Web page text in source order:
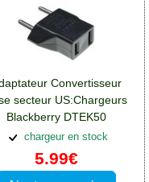
Convertisseur
secteur US:Chargeurs
Blackberry DTEK50
chargeur en stock
5.99€